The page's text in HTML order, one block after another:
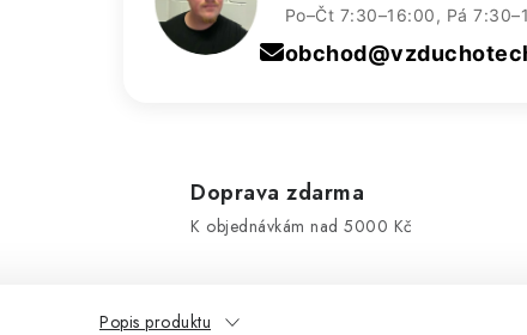
Po–Čt 7:30–16:00, Pá
Doprava zdarma
K objednávkám nad 5000 Kč
Popis produktu